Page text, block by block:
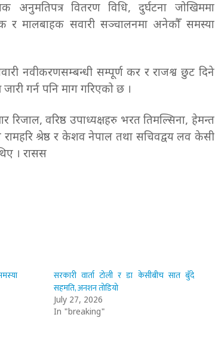
अनुमतिपत्र वितरण विधि, दुर्घटना जोखिममा
र मालबाहक सवारी सञ्चालनमा अनेकौँ समस्या
नवीकरणसम्बन्धी सम्पूर्ण कर र राजश्व छुट दिने
गर्न पनि माग गरिएको छ ।
वरिष्ठ उपाध्यक्षहरु भरत तिमल्सिना, हेमन्त
श्रेष्ठ र केशव नेपाल तथा सचिवद्वय लव केसी
। रासस
सरकारी वार्ता टोली र डा केसीबीच सात बुँदे
सहमति, अनशन तोडियो
July 27, 2026
In "breaking"